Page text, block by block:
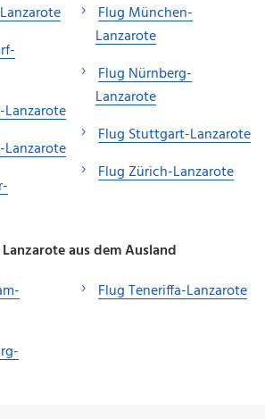
Lanzarote
Flug München-
Lanzarote
Flug Nürnberg-
Lanzarote
Flug Stuttgart-Lanzarote
Flug Zürich-Lanzarote
aus dem Ausland
Flug Teneriffa-Lanzarote